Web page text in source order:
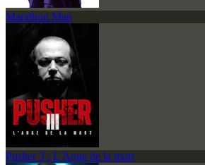
Marathon Man
Pusher 3 : L'Ange de la mort